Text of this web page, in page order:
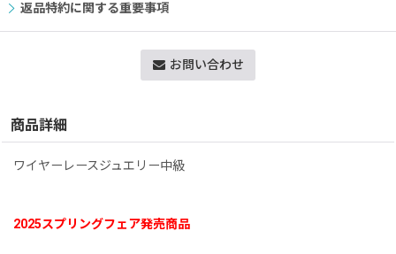
返品特約に関する重要事項
お問い合わせ
商品詳細
ワイヤーレースジュエリー中級
2025スプリングフェア発売商品